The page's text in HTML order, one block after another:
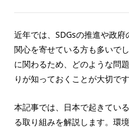
近年では、SDGsの推進や政
関心を寄せている方も多いで
に関わるため、どのような問
りが知っておくことが大切です
本記事では、日本で起きてい
る取り組みを解説します。環